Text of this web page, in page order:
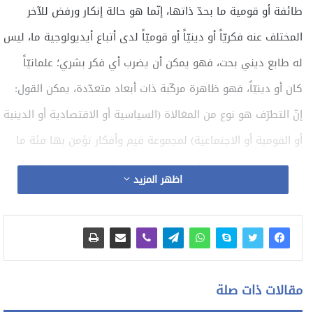
طائفة أو قومية ما بحدّ ذاتها، إنّما هو حالة إنكار ورفض للآخر
المختلف عنه فكريّاً أو دينيّاً أو قوميّاً لدى أتباع أيديولوجية ما، ليس
له طابع ديني بحت، فهو يمكن أن يضرب أي فكر بشري؛ علمانيّاً
كان أو دينيّاً، فهو ظاهرة مركّبة ذات أبعاد متعدّدة، يمكن القول:
إنّ التطرّف هو نوع من المغالاة (السياسية أو الاقتصادية أو الدينية
أو القومية أو الاجتماعية) لمجموعة قيم وأفكار تؤمن بها فئة ما
من مجتمع ما، ويعتبرها مطلقة الحقيقة، بل وتتعدى ذلك إلى
فرضها على الآخر المختلف قسراً وبالقوّة.
التطرف : هو تلك الثقافة المنغلقة تجاه الآخر فرداً كان أو جماعة،
هو حالة خطاب فكري ينتمي إلى نشأة الأيديولوجيات المغلقة،
فعمل التنظيمات المتطرّفة ليس سلوكاً عشوائيّاً تقوم به مجموعة
اظهر المزيد
مقالات ذات صلة